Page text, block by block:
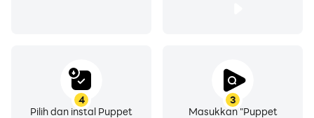
3
Masukkan "Puppet
4
Pilih dan instal Puppet